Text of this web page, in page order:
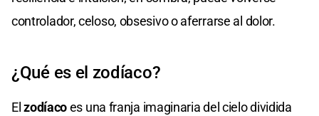
controlador, celoso, obsesivo o aferrarse al dolor.
¿Qué es el zodíaco?
Elzodíacoes una franja imaginaria del cielo dividida